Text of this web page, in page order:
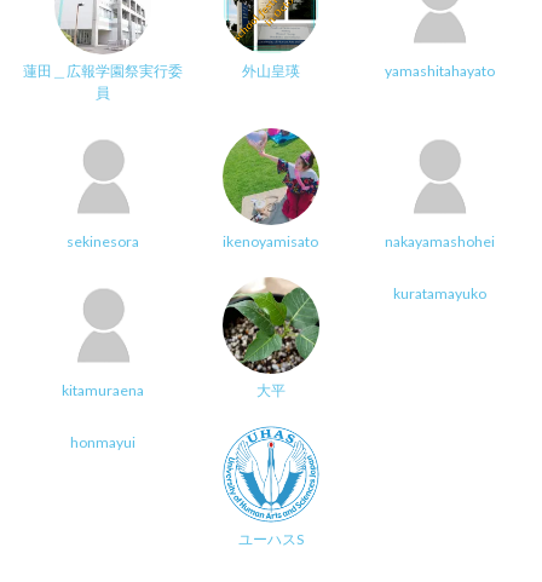
蓮田＿広報学園祭実行委
員
外山皇瑛 yamashitahayato
sekinesora ikenoyamisato nakayamashohei
kitamuraena 大平
kuratamayuko
honmayui
ユーハスS